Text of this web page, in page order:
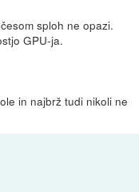
sploh ne opazi.
GPU-ja.
in najbrž tudi nikoli ne